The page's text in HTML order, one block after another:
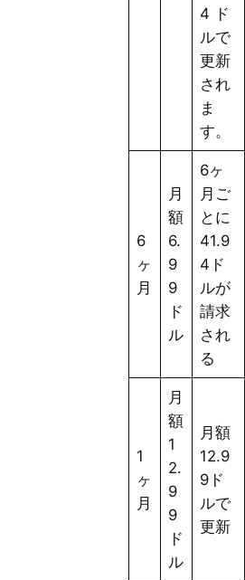
4 ド
ルで
更新
され
ま
す。
6
ヶ
月
月
額
6.
9
9
ド
ル
6ヶ
月ご
とに
41.9
4ド
ルが
請求
され
る
1
ヶ
月
月
額
1
2.
9
9
ド
ル
月額
12.9
9ド
ルで
更新